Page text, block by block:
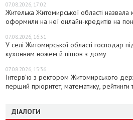
07.08.2026, 17:02
Жителька Житомирської області
оформили на неї онлайн-кредитів на
07.08.2026, 16:31
У селі Житомирської області господар
кухонним ножем й пішов з дому
07.08.2026, 15:36
Інтерв’ю з ректором Житомирського
перший пріоритет, математику, рейтинги
ДІАЛОГИ